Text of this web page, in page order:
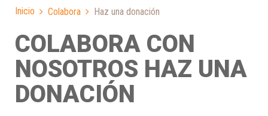
Inicio Colabora Haz una donación
COLABORA CON
NOSOTROS HAZ UNA
DONACIÓN